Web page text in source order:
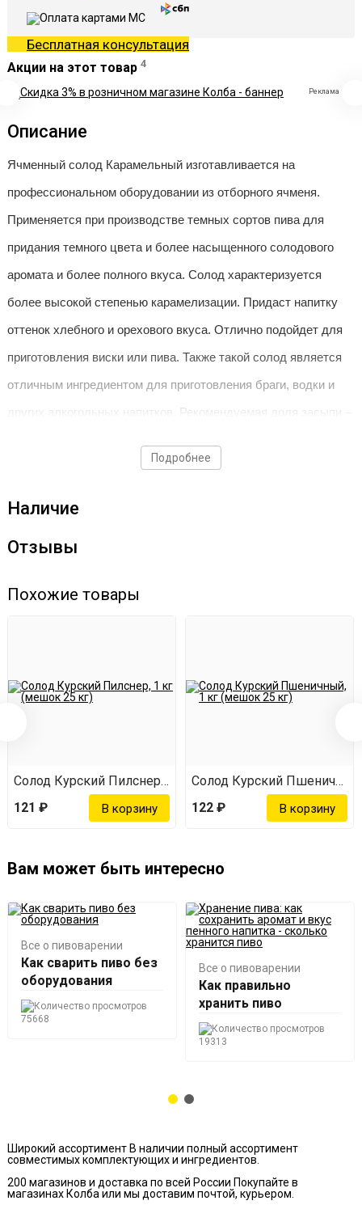
Бесплатная консультация
Акции на этот товар 4
Реклама
Описание
Ячменный солод Карамельный изготавливается на
профессиональном оборудовании из отборного ячменя.
Применяется при производстве темных сортов пива для
придания темного цвета и более насыщенного солодового
аромата и более полного вкуса. Солод характеризуется
более высокой степенью карамелизации. Придаст напитку
оттенок хлебного и орехового вкуса. Отлично подойдет для
приготовления виски или пива. Также такой солод является
отличным ингредиентом для приготовления браги, водки и
других алкогольных напитков. Рекомендуемая доля засыпи –
Подробнее
Наличие
Отзывы
Похожие товары
1 кг (мешок 25 кг)
Солод Курский Пилснер, 1 кг (мешок 25 кг)
121 ₽
Солод Курский
122 ₽
Вам может быть интересно
Все о пивоварении
Как сварить пиво без
оборудования
75668
Все о пивоварении
Как правильно
хранить пиво
19313
Широкий ассортимент В наличии полный ассортимент
совместимых комплектующих и ингредиентов.
200 магазинов и доставка по всей России Покупайте в
магазинах Колба или мы доставим почтой, курьером.